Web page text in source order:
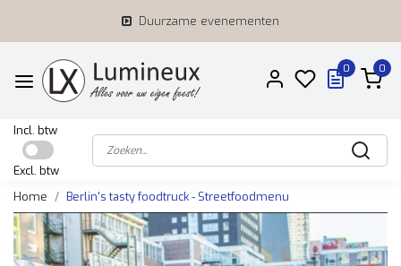
Duurzame evenementen
0 0
Incl. btw
Excl. btw
Home
Berlin's tasty foodtruck - Streetfoodmenu